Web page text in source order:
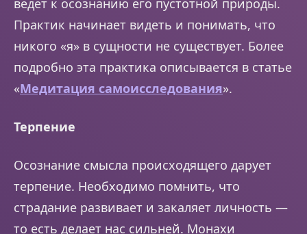
Практик начинает видеть и понимать, что
никого «я» в сущности не существует. Более
подробно эта практика описывается в статье
«Медитация самоисследования».
Терпение
Осознание смысла происходящего дарует
терпение. Необходимо помнить, что
страдание развивает и закаляет личность —
то есть делает нас сильней. Монахи